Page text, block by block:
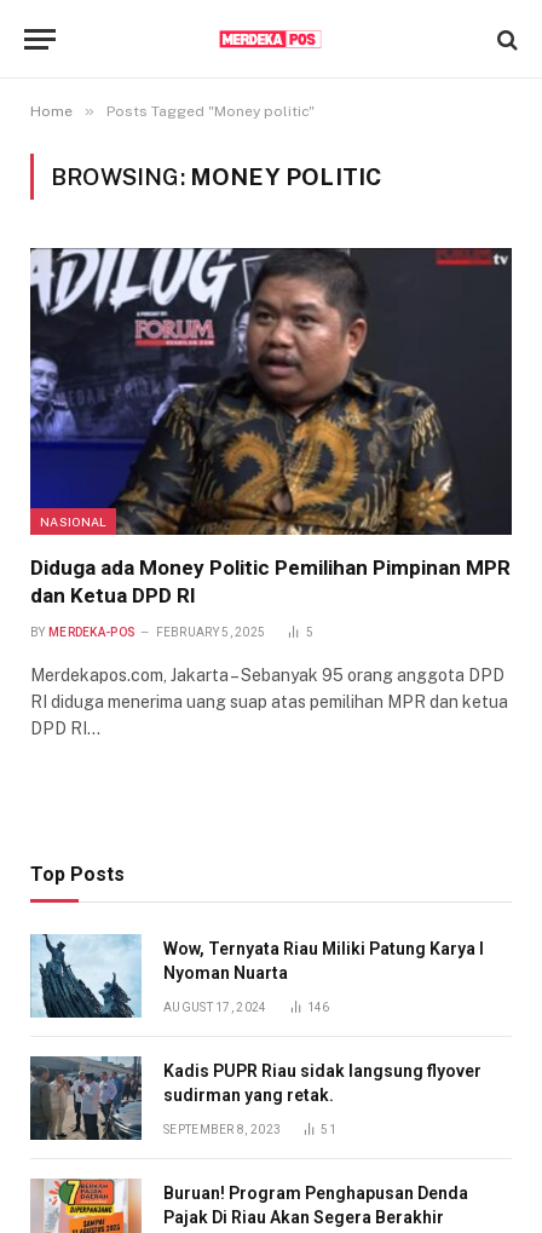
Home » Posts Tagged "Money politic"
BROWSING: MONEY POLITIC
NASIONAL
Diduga ada Money Politic Pemilihan Pimpinan MPR
dan Ketua DPD RI
BY MERDEKA-POS FEBRUARY 5, 2025 5
Merdekapos.com, Jakarta – Sebanyak 95 orang anggota DPD
RI diduga menerima uang suap atas pemilihan MPR dan ketua
DPD RI…
Top Posts
Wow, Ternyata Riau Miliki Patung Karya I
Nyoman Nuarta
AUGUST 17, 2024 146
Kadis PUPR Riau sidak langsung flyover
sudirman yang retak.
SEPTEMBER 8, 2023 51
Buruan! Program Penghapusan Denda
Pajak Di Riau Akan Segera Berakhir